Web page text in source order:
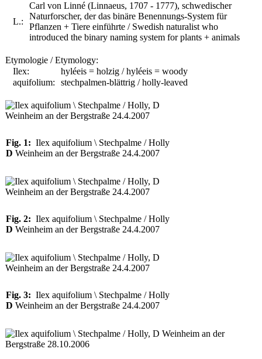
L.:
Carl von Linné (Linnaeus, 1707 - 1777), schwedischer
Naturforscher, der das binäre Benennungs-System für
Pflanzen + Tiere einführte / Swedish naturalist who
introduced the binary naming system for plants + animals
Etymologie / Etymology:
Ilex:
hyléeis = holzig / hyléeis = woody
aquifolium:
stechpalmen-blättrig / holly-leaved
Fig. 1: Ilex aquifolium \ Stechpalme / Holly
D Weinheim an der Bergstraße 24.4.2007
Fig. 2: Ilex aquifolium \ Stechpalme / Holly
D Weinheim an der Bergstraße 24.4.2007
Fig. 3: Ilex aquifolium \ Stechpalme / Holly
D Weinheim an der Bergstraße 24.4.2007